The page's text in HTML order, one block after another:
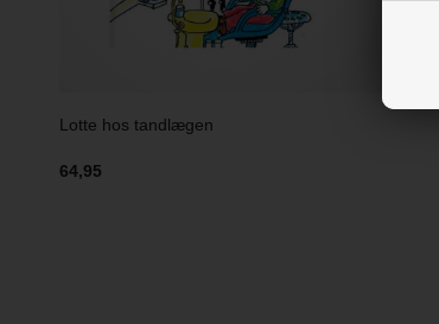
Lotte hos tandlægen
64,95